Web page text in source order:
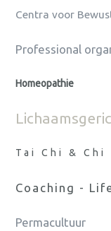
Centra voor
Professional
Homeopathie
Tai Chi & Chi
Coaching -
Permacultuur